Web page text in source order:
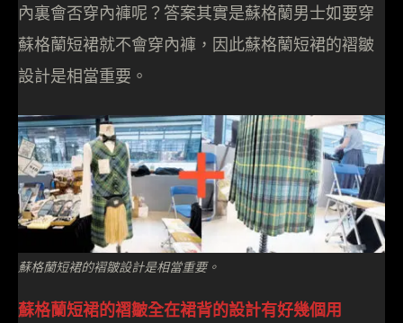
內裏會否穿內褲呢？答案其實是蘇格蘭男士如要穿
蘇格蘭短裙就不會穿內褲，因此蘇格蘭短裙的褶皺
設計是相當重要。
蘇格蘭短裙的褶皺設計是相當重要。
蘇格蘭短裙的褶皺全在裙背的設計有好幾個用